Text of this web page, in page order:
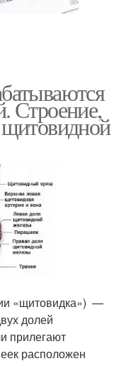
Строение,
«щитовидка») —
долей
прилегают
расположен